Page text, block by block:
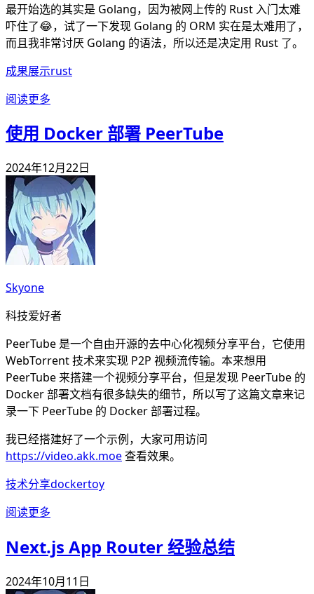
最开始选的其实是 Golang，因为被网上传的 Rust 入门太难
吓住了😂，试了一下发现 Golang 的 ORM 实在是太难用了，
而且我非常讨厌 Golang 的语法，所以还是决定用 Rust 了。
成果展示rust
阅读更多
使用 Docker 部署 PeerTube
2024年12月22日
Skyone
科技爱好者
PeerTube 是一个自由开源的去中心化视频分享平台，它使用
WebTorrent 技术来实现 P2P 视频流传输。本来想用
PeerTube 来搭建一个视频分享平台，但是发现 PeerTube 的
Docker 部署文档有很多缺失的细节，所以写了这篇文章来记
录一下 PeerTube 的 Docker 部署过程。
我已经搭建好了一个示例，大家可用访问
https://video.akk.moe查看效果。
技术分享dockertoy
阅读更多
Next.js App Router 经验总结
2024年10月11日